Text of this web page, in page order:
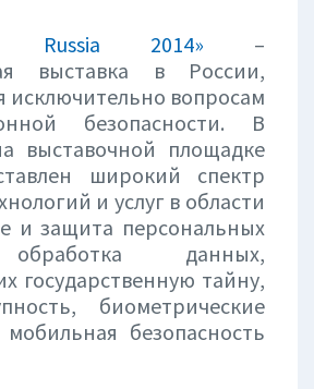
Russia 2014» –
выставка в России,
исключительно вопросам
безопасности. В
выставочной площадке
широкий спектр
и услуг в области
и защита персональных
данных,
государственную тайну,
биометрические
безопасность